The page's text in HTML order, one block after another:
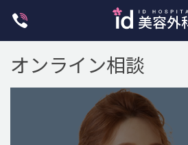
オンライン相談